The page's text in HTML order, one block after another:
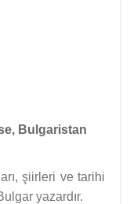
Bulgaristan
şiirleri ve tarihi
yazardır.